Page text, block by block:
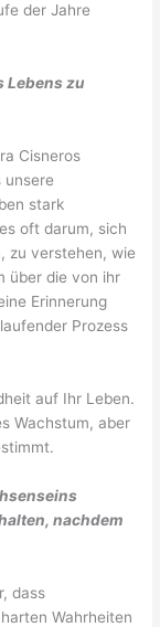
der Jahre
Lebens zu
Cisneros
unsere
stark
oft darum, sich
zu verstehen, wie
über die von ihr
Erinnerung
Prozess
auf Ihr Leben.
Wachstum, aber
nachdem
dass
Wahrheiten